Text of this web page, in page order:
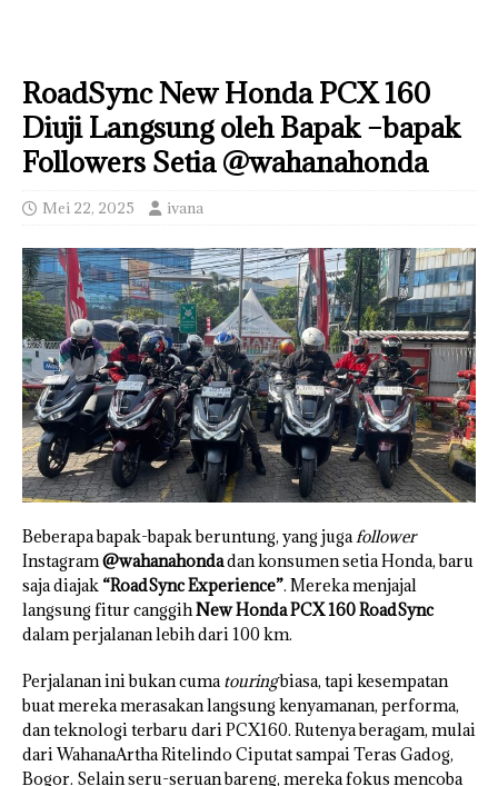
RoadSync New Honda PCX 160
Diuji Langsung oleh Bapak –bapak
Followers Setia @wahanahonda
Mei 22, 2025 ivana
Beberapa bapak-bapak beruntung, yang jugafollower
Instagram@wahanahondadan konsumen setia Honda, baru
saja diajak “RoadSync Experience”. Mereka menjajal
langsung fitur canggihNew Honda PCX 160 RoadSync
dalam perjalanan lebih dari 100 km.
Perjalanan ini bukan cumatouringbiasa, tapi kesempatan
buat mereka merasakan langsung kenyamanan, performa,
dan teknologi terbaru dari PCX160. Rutenya beragam, mulai
dari WahanaArtha Ritelindo Ciputat sampai Teras Gadog,
Bogor. Selain seru-seruan bareng, mereka fokus mencoba